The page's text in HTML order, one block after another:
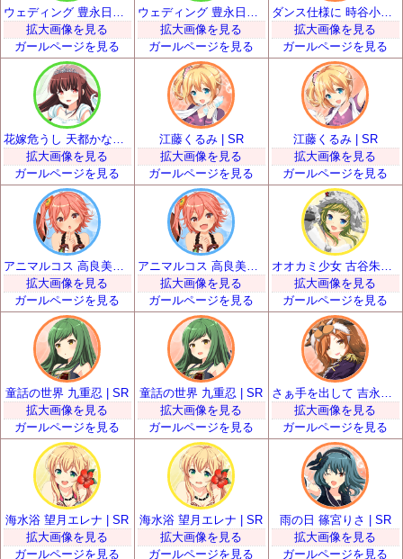
拡大画像を見る
ガールページを見る
拡大画像を見る
ガールページを見る
ダンス仕様に 時谷小瑠璃 | SR
拡大画像を見る
ガールページを見る
拡大画像を見る
ガールページを見る
江藤くるみ | SR
拡大画像を見る
ガールページを見る
江藤くるみ | SR
拡大画像を見る
ガールページを見る
拡大画像を見る
ガールページを見る
アニマルコス 高良美空 | SR
拡大画像を見る
ガールページを見る
オオカミ少女 古谷朱里 | SR
拡大画像を見る
ガールページを見る
童話の世界 九重忍 | SR
拡大画像を見る
ガールページを見る
童話の世界 九重忍 | SR
拡大画像を見る
ガールページを見る
拡大画像を見る
ガールページを見る
海水浴 望月エレナ | SR
拡大画像を見る
ガールページを見る
海水浴 望月エレナ | SR
拡大画像を見る
ガールページを見る
雨の日 篠宮りさ | SR
拡大画像を見る
ガールページを見る